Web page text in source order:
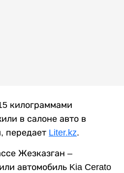
килограммами
в салоне авто в
передает Liter.kz.
Жезказган –
автомобиль Kia Cerato